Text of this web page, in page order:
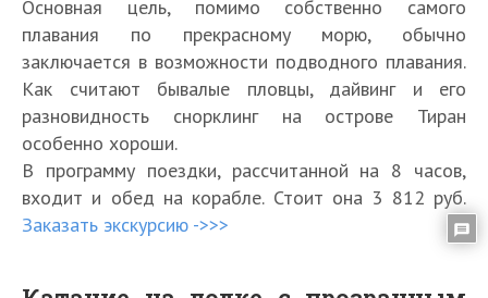
Основная цель, помимо собственно самого
плавания по прекрасному морю, обычно
заключается в возможности подводного плавания.
Как считают бывалые пловцы, дайвинг и его
разновидность снорклинг на острове Тиран
особенно хороши.
В программу поездки, рассчитанной на 8 часов,
входит и обед на корабле. Стоит она 3 812 руб.
Заказать экскурсию ->>>